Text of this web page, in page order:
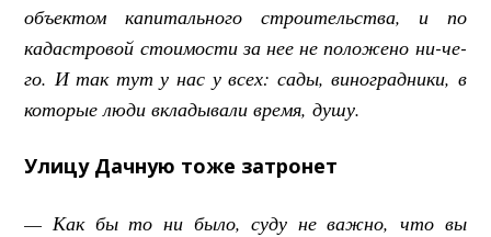
объектом капитального строительства, и по
кадастровой стоимости за нее не положено ни-че-
го. И так тут у нас у всех: сады, виноградники, в
которые люди вкладывали время, душу.
Улицу Дачную тоже затронет
— Как бы то ни было, суду не важно, что вы